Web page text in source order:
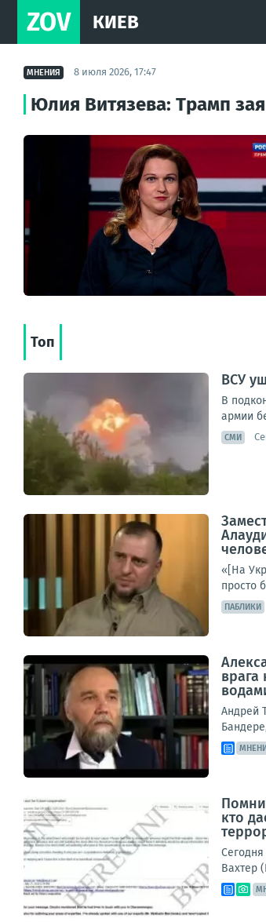
ZOV КИЕВ
МНЕНИЯ 8 июля 2026, 17:47
Юлия Витязева: Трамп
Топ
ВСУ
В
армии
СМИ
«[На
просто
ПАБЛИКИ
врага
Андрей
кто
Вахтер